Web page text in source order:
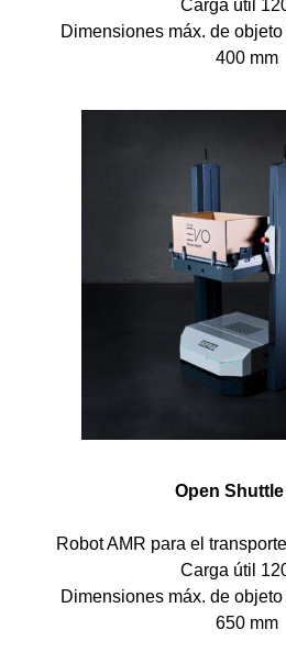
Carga útil
Dimensiones máx. de
400 mm
Open Shuttle
Robot AMR para el
Carga útil
Dimensiones máx. de
650 mm